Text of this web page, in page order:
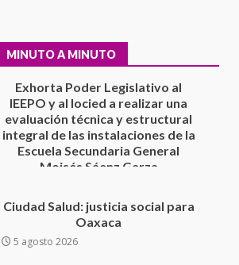
MINUTO A MINUTO
Escuela Secundaria General
Moisés Sáenz Garza
5 agosto 2026
Ciudad Salud: justicia social para
Oaxaca
5 agosto 2026
con el Gobernador Salomón Jara
Cruz reafirma la consolidación
de la transformación en